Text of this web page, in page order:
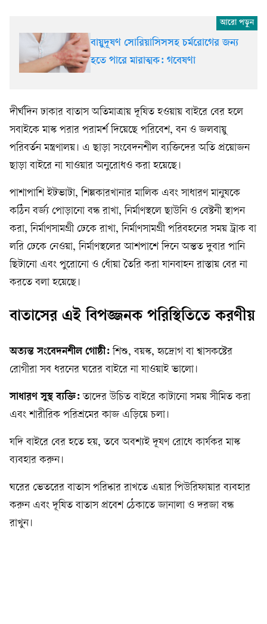
বায়ুদূষণ সোরিয়াসিসসহ চর্মরোগের জন্য
হতে পারে মারাত্মক: গবেষণা
দীর্ঘদিন ঢাকার বাতাস অতিমাত্রায় দূষিত হওয়ায় বাইরে বের হলে
সবাইকে মাস্ক পরার পরামর্শ দিয়েছে পরিবেশ, বন ও জলবায়ু
পরিবর্তন মন্ত্রণালয়। এ ছাড়া সংবেদনশীল ব্যক্তিদের অতি প্রয়োজন
ছাড়া বাইরে না যাওয়ার অনুরোধও করা হয়েছে।
পাশাপাশি ইটভাটা, শিল্পকারখানার মালিক এবং সাধারণ মানুষকে
কঠিন বর্জ্য পোড়ানো বন্ধ রাখা, নির্মাণস্থলে ছাউনি ও বেষ্টনী স্থাপন
করা, নির্মাণসামগ্রী ঢেকে রাখা, নির্মাণসামগ্রী পরিবহনের সময় ট্রাক বা
লরি ঢেকে নেওয়া, নির্মাণস্থলের আশপাশে দিনে অন্তত দুবার পানি
ছিটানো এবং পুরোনো ও ধোঁয়া তৈরি করা যানবাহন রাস্তায় বের না
করতে বলা হয়েছে।
বাতাসের এই বিপজ্জনক পরিস্থিতিতে করণীয়
অত্যন্ত সংবেদনশীল গোষ্ঠী: শিশু, বয়স্ক, হৃদ্রোগ বা শ্বাসকষ্টের
রোগীরা সব ধরনের ঘরের বাইরে না যাওয়াই ভালো।
সাধারণ সুস্থ ব্যক্তি:তাদের উচিত বাইরে কাটানো সময় সীমিত করা
এবং শারীরিক পরিশ্রমের কাজ এড়িয়ে চলা।
যদি বাইরে বের হতে হয়, তবে অবশ্যই দূষণ রোধে কার্যকর মাস্ক
ব্যবহার করুন।
ঘরের ভেতরের বাতাস পরিষ্কার রাখতে এয়ার পিউরিফায়ার ব্যবহার
করুন এবং দূষিত বাতাস প্রবেশ ঠেকাতে জানালা ও দরজা বন্ধ
রাখুন।